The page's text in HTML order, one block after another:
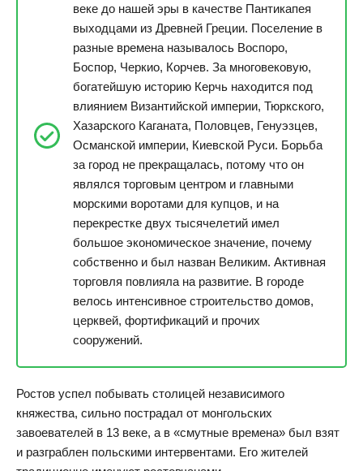
веке до нашей эры в качестве Пантикапея
выходцами из Древней Греции. Поселение в
разные времена называлось Воспоро,
Боспор, Черкио, Корчев. За многовековую,
богатейшую историю Керчь находится под
влиянием Византийской империи, Тюркского,
Хазарского Каганата, Половцев, Генуэзцев,
Османской империи, Киевской Руси. Борьба
за город не прекращалась, потому что он
являлся торговым центром и главными
морскими воротами для купцов, и на
перекрестке двух тысячелетий имел
большое экономическое значение, почему
собственно и был назван Великим. Активная
торговля повлияла на развитие. В городе
велось интенсивное строительство домов,
церквей, фортификаций и прочих
сооружений.
Ростов успел побывать столицей независимого
княжества, сильно пострадал от монгольских
завоевателей в 13 веке, а в «смутные времена» был взят
и разграблен польскими интервентами. Его жителей